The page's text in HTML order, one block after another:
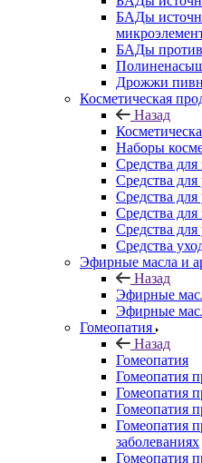
БАДы
БАДы против
Дрожжи
Косметическая
Назад
Наборы
Средства
Средства для
Средства
Средства для
Средства для
Средства
Эфирные масла и
Назад
Эфирные
Эфирные
Гомеопатия
Назад
Гомеопатия
Гомеопатия
Гомеопатия
Гомеопатия
Гомеопатия
заболеваниях
Гомеопатия